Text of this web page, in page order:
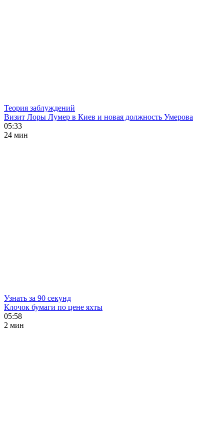
Теория заблуждений
Визит Лоры Лумер в Киев и новая должность Умерова
05:33
24 мин
Узнать за 90 секунд
Клочок бумаги по цене яхты
05:58
2 мин